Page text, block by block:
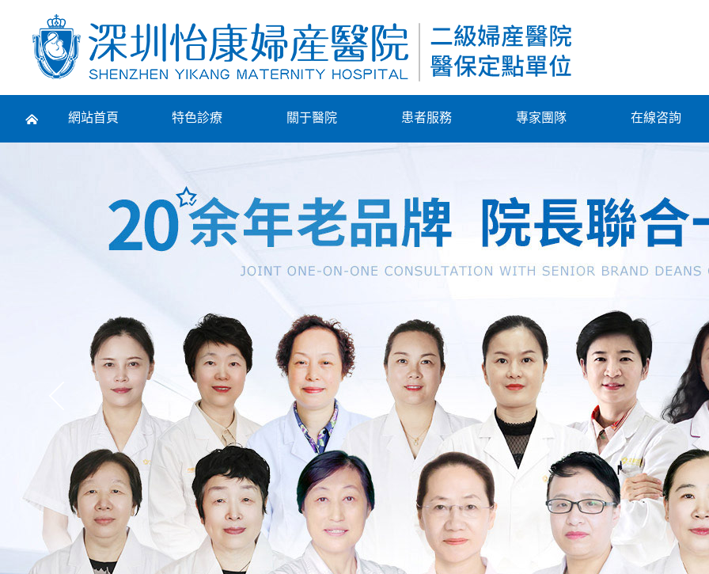
網站首頁 特色診療 關于醫院 患者服務 專家團隊 在線咨詢
Prev